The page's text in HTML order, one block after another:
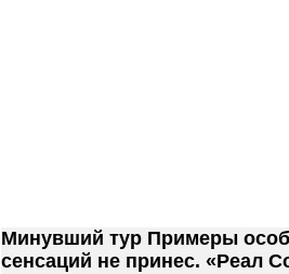
Минувший тур Примеры
сенсаций не принес. «Реал